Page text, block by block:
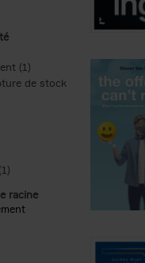
Apply Jozefien De Feyter filter
(1) Apply Disponible
de stock
en rupture de stock filter
Apply Couverture souple filter
racine
filter